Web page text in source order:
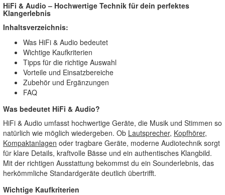
HiFi & Audio – Hochwertige Technik für dein perfektes
Klangerlebnis
Inhaltsverzeichnis:
Was HiFi & Audio bedeutet
Wichtige Kaufkriterien
Tipps für die richtige Auswahl
Vorteile und Einsatzbereiche
Zubehör und Ergänzungen
FAQ
Was bedeutet HiFi & Audio?
HiFi & Audio umfasst hochwertige Geräte, die Musik und Stimmen so
natürlich wie möglich wiedergeben. Ob Lautsprecher, Kopfhörer,
Kompaktanlagen oder tragbare Geräte, moderne Audiotechnik sorgt
für klare Details, kraftvolle Bässe und ein authentisches Klangbild.
Mit der richtigen Ausstattung bekommst du ein Sounderlebnis, das
herkömmliche Standardgeräte deutlich übertrifft.
Wichtige Kaufkriterien